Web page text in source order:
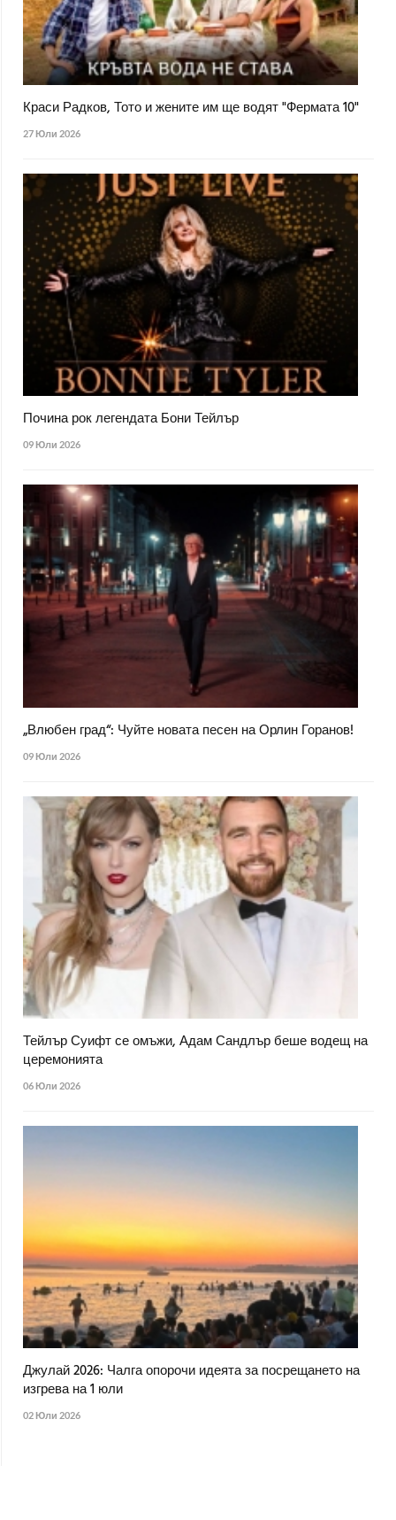
Краси Радков, Тото и жените им ще водят "Фермата 10"
27 Юли 2026
Почина рок легендата Бони Тейлър
09 Юли 2026
„Влюбен град“: Чуйте новата песен на Орлин Горанов!
09 Юли 2026
Тейлър Суифт се омъжи, Адам Сандлър беше водещ на
церемонията
06 Юли 2026
Джулай 2026: Чалга опорочи идеята за посрещането на
изгрева на 1 юли
02 Юли 2026